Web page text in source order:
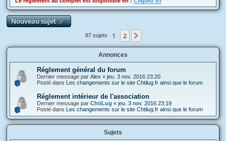
Nouveau sujet
87 sujets 1 2
Annonces
Réglement général du forum
Dernier message par Alex « jeu. 3 nov. 2016 23:20
Posté dans Les changements sur le site Chtilug.fr ainsi que le forum
Réglement intérieur de l'association
Dernier message par ChtiLug « jeu. 3 nov. 2016 23:19
Posté dans Les changements sur le site Chtilug.fr ainsi que le forum
Sujets